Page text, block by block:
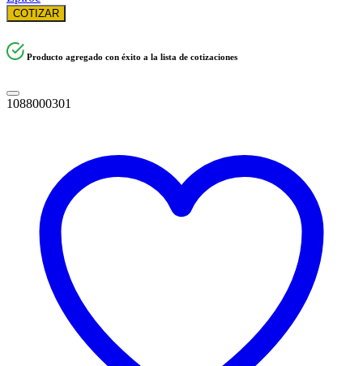
COTIZAR
Producto agregado con éxito a la lista de cotizaciones
1088000301